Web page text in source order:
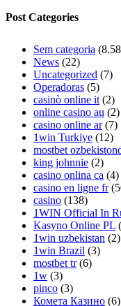
Post Categories
Sem categoria
News (22)
Uncategorized (7)
Operadoras (5)
casinò online it (2)
online casino au (2)
casino online ar(7)
1win Turkiye (12)
mostbet
king johnnie (2)
casino onlina ca (4)
casino en ligne fr
casino (138)
1WIN Official In
Kasyno Online PL
1win uzbekistan (2)
1win Brazil (3)
mostbet tr(6)
1w (3)
pinco (3)
Комета Казино (6)